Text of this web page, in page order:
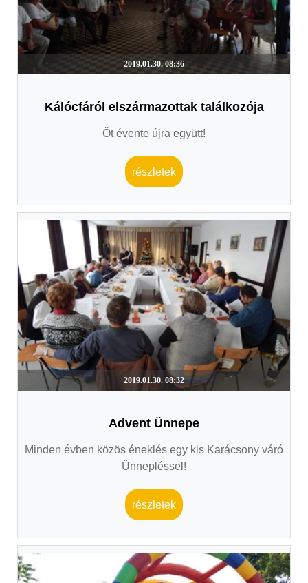
2019.01.30. 08:36
Kálócfáról elszármazottak találkozója
Öt évente újra együtt!
részletek
2019.01.30. 08:32
Advent Ünnepe
Minden évben közös éneklés egy kis Karácsony váró
Ünnepléssel!
részletek